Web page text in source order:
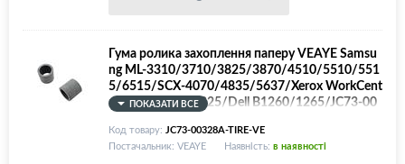
Гума ролика захоплення паперу VEAYE Samsu
ng ML-3310/3710/3825/3870/4510/5510/551
5/6515/SCX-4070/4835/5637/Xerox WorkCent
re 3315/3320/3325/Dell B1260/1265/JC73-00
328A
ПОКАЗАТИ ВСЕ
Код товару: JC73-00328A-TIRE-VE
Постачальник: VEAYE
Наявність: в наявності